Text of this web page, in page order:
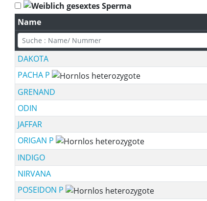
Name
DAKOTA
PACHA P
GRENAND
ODIN
JAFFAR
ORIGAN P
INDIGO
NIRVANA
POSEIDON P